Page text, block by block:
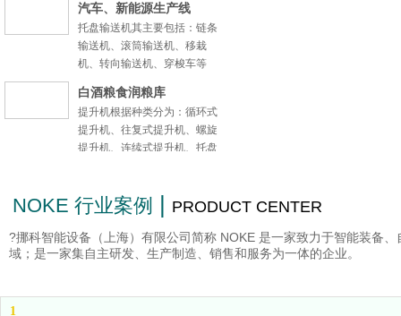
汽车、新能源生产线
托盘输送机其主要包括：链条
输送机、滚筒输送机、移栽
机、转向输送机、穿梭车等
白酒粮食润粮库
提升机根据种类分为：循环式
提升机、往复式提升机、螺旋
提升机、连续式提升机、托盘
农副产品生产线
工装线
机床配套生产线
柔性链：不锈钢柔性链、铝合
1
NOKE 行业案例 | PRODUCT CENTER
?挪科智能设备（上海）有限公司简称 NOKE 是一家致力于智能装备
域；是一家集自主研发、生产制造、销售和服务为一体的企业。